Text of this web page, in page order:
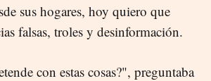
sus hogares, hoy quiero que
falsas, troles y desinformación.
con estas cosas?", preguntaba